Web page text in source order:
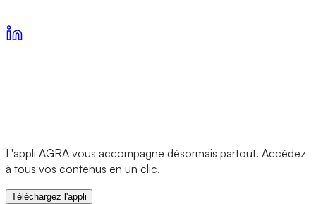
L'appli AGRA vous accompagne désormais partout. Accédez
à tous vos contenus en un clic.
Téléchargez l'appli